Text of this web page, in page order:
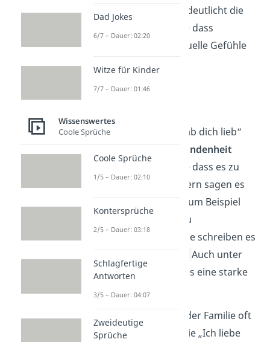
„Ich hab dich lieb“ verdeutlicht die
, ohne dass
romantische oder sexuelle Gefühle
Familiär kannst du „Hab dich lieb“
enge Verbundenheit
auszudrücken — ohne dass es zu
übertrieben klingt. Eltern sagen es
oft zu ihren Kindern, zum Beispiel
um sie in den
zu
verabschieden, oder sie schreiben es
.Auch unter
Geschwistern drückt es eine starke
familiäre Bindung aus.
„Hab dich lieb“ hat in der Familie oft
dieselbe Bedeutung wie „Ich liebe
Dad Jokes
6/7 – Dauer: 02:20
Witze für Kinder
7/7 – Dauer: 01:46
Wissenswertes
Coole Sprüche
Coole Sprüche
1/5 – Dauer: 02:10
Kontersprüche
2/5 – Dauer: 03:18
Schlagfertige
Antworten
3/5 – Dauer: 04:07
Zweideutige
Sprüche